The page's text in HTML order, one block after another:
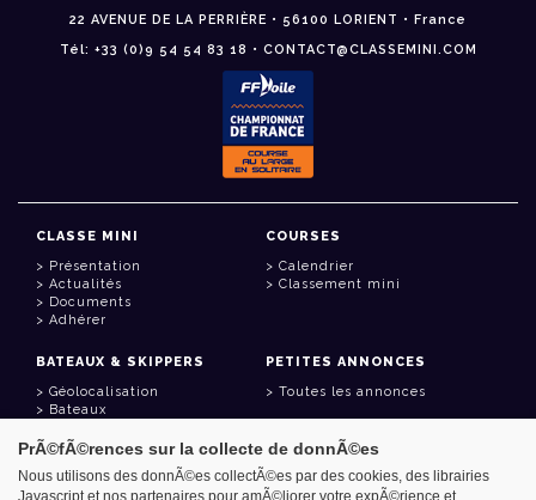
22 AVENUE DE LA PERRIÈRE • 56100 LORIENT • France
Tél: +33 (0)9 54 54 83 18 • CONTACT@CLASSEMINI.COM
CLASSE MINI
Présentation
Actualités
Documents
Adhérer
COURSES
Calendrier
Classement mini
BATEAUX & SKIPPERS
Géolocalisation
Bateaux
PETITES ANNONCES
Toutes les annonces
LIENS UTILES
PrÃ©fÃ©rences sur la collecte de donnÃ©es
Nous utilisons des donnÃ©es collectÃ©es par des cookies, des librairies
Javascript et nos partenaires pour amÃ©liorer votre expÃ©rience et